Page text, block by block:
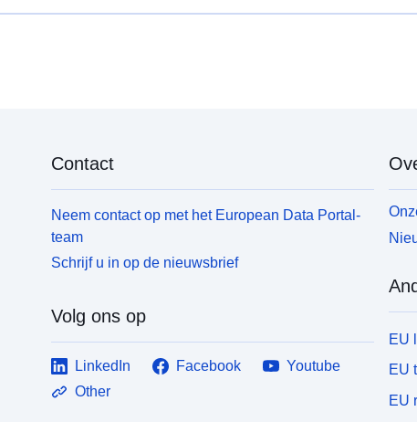
Contact
Neem contact op met het European Data Portal-
team
Schrijf u in op de nieuwsbrief
Volg ons op
LinkedIn Facebook
Youtube
Other
EU
EU
EU